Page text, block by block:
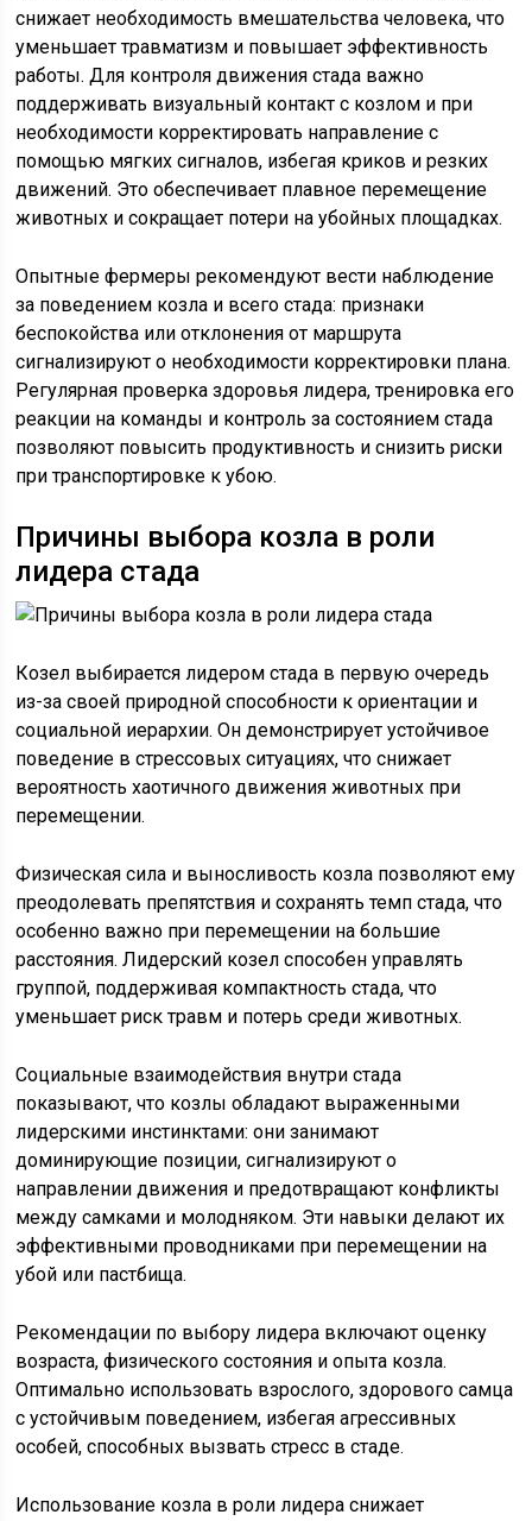
Опытные фермеры рекомендуют вести наблюдение
за поведением козла и всего стада: признаки
беспокойства или отклонения от маршрута
сигнализируют о необходимости корректировки плана.
Регулярная проверка здоровья лидера, тренировка его
реакции на команды и контроль за состоянием стада
позволяют повысить продуктивность и снизить риски
при транспортировке к убою.
Причины выбора козла в роли
лидера стада
Козел выбирается лидером стада в первую очередь
из-за своей природной способности к ориентации и
социальной иерархии. Он демонстрирует устойчивое
поведение в стрессовых ситуациях, что снижает
вероятность хаотичного движения животных при
перемещении.
Физическая сила и выносливость козла позволяют ему
преодолевать препятствия и сохранять темп стада, что
особенно важно при перемещении на большие
расстояния. Лидерский козел способен управлять
группой, поддерживая компактность стада, что
уменьшает риск травм и потерь среди животных.
Социальные взаимодействия внутри стада
показывают, что козлы обладают выраженными
лидерскими инстинктами: они занимают
доминирующие позиции, сигнализируют о
направлении движения и предотвращают конфликты
между самками и молодняком. Эти навыки делают их
эффективными проводниками при перемещении на
убой или пастбища.
Рекомендации по выбору лидера включают оценку
возраста, физического состояния и опыта козла.
Оптимально использовать взрослого, здорового самца
с устойчивым поведением, избегая агрессивных
особей, способных вызвать стресс в стаде.
Использование козла в роли лидера снижает